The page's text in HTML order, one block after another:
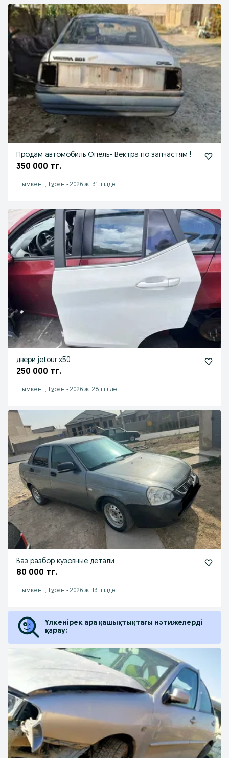
Продам автомобиль Опель- Вектра по запчастям !
350 000 тг.
Шымкент, Тұран - 2026 ж. 31 шілде
двери jetour x50
250 000 тг.
Шымкент, Тұран - 2026 ж. 28 шілде
Ваз разбор кузовные детали
80 000 тг.
Шымкент, Тұран - 2026 ж. 13 шілде
Үлкенірек ара қашықтықтағы нәтижелерді
қарау: